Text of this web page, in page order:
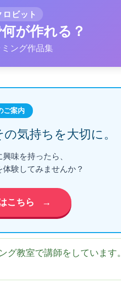
ビット
が作れる？
ング作品集
ご案内
の気持ちを大切に。
味を持ったら、
験してみませんか？
こちら →
教室で講師をしています。